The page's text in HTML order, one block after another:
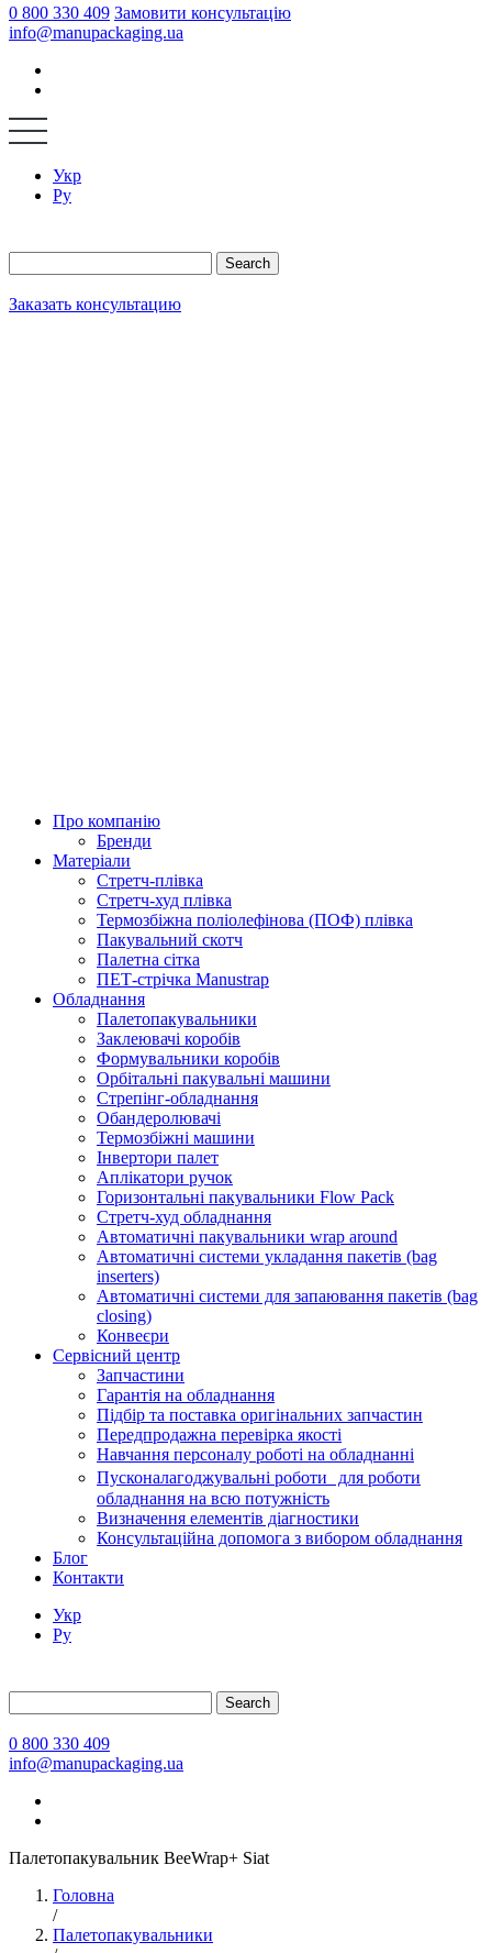
0 800 330 409 Замовити консультацію
info@manupackaging.ua
Укр
Ру
Search
Заказать консультацию
Про компанію
Бренди
Матеріали
Стретч-плівка
Стретч-худ плівка
Термозбіжна поліолефінова (ПОФ) плівка
Пакувальний скотч
Палетна сітка
ПЕТ-стрічка Manustrap
Обладнання
Палетопакувальники
Заклеювачі коробів
Формувальники коробів
Орбітальні пакувальні машини
Стрепінг-обладнання
Обандеролювачі
Термозбіжні машини
Інвертори палет
Аплікатори ручок
Горизонтальні пакувальники Flow Pack
Стретч-худ обладнання
Автоматичні пакувальники wrap around
Автоматичні системи укладання пакетів (bag
inserters)
Автоматичні системи для запаювання пакетів (bag
closing)
Конвеєри
Сервісний центр
Запчастини
Гарантія на обладнання
Підбір та поставка оригінальних запчастин
Передпродажна перевірка якості
Навчання персоналу роботі на обладнанні
Пусконалагоджувальні роботи для роботи
обладнання на всю потужність
Визначення елементів діагностики
Консультаційна допомога з вибором обладнання
Блог
Контакти
Укр
Ру
Search
0 800 330 409
info@manupackaging.ua
Палетопакувальник BeeWrap+ Siat
Головна
/
Палетопакувальники